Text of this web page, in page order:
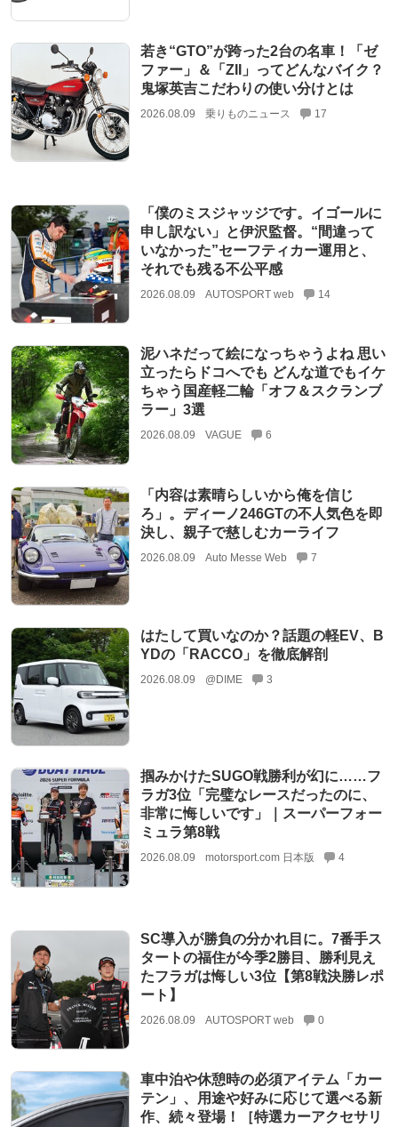
若き“GTO”が跨った2台の名車！「ゼ
ファー」＆「ZII」ってどんなバイク？
鬼塚英吉こだわりの使い分けとは
2026.08.09 乗りものニュース 17
「僕のミスジャッジです。イゴールに
申し訳ない」と伊沢監督。“間違って
いなかった”セーフティカー運用と、
それでも残る不公平感
2026.08.09 AUTOSPORT web 14
泥ハネだって絵になっちゃうよね 思い
立ったらドコへでも どんな道でもイケ
ちゃう国産軽二輪「オフ＆スクランブ
ラー」3選
2026.08.09 VAGUE 6
「内容は素晴らしいから俺を信じ
ろ」。ディーノ246GTの不人気色を即
決し、親子で慈しむカーライフ
2026.08.09 Auto Messe Web 7
はたして買いなのか？話題の軽EV、B
YDの「RACCO」を徹底解剖
2026.08.09 @DIME 3
掴みかけたSUGO戦勝利が幻に……フ
ラガ3位「完璧なレースだったのに、
非常に悔しいです」｜スーパーフォー
ミュラ第8戦
2026.08.09 motorsport.com 日本版 4
SC導入が勝負の分かれ目に。7番手ス
タートの福住が今季2勝目、勝利見え
たフラガは悔しい3位【第8戦決勝レポ
ート】
2026.08.09 AUTOSPORT web 0
車中泊や休憩時の必須アイテム「カー
テン」、用途や好みに応じて選べる新
作、続々登場！［特選カーアクセサリ